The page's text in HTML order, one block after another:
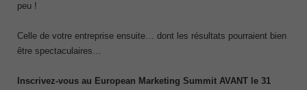
peu !
Celle de votre entreprise ensuite… dont les résultats pourraient bien
être spectaculaires…
Inscrivez-vous au European Marketing Summit AVANT le 31